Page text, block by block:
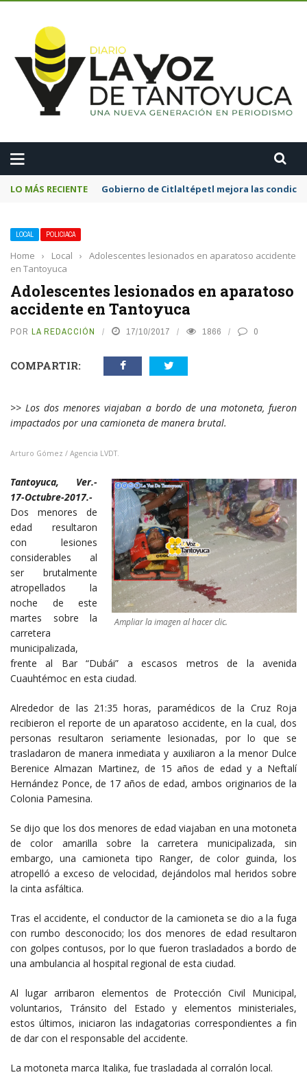
LO MÁS RECIENTE Gobierno de Citlaltépetl mejora las
LOCAL POLICIACA
Home › Local ›
Adolescentes lesionados en aparatoso accidente
en Tantoyuca
Adolescentes lesionados en aparatoso
accidente en Tantoyuca
POR LA REDACCIÓN 17/10/2017 1866 0
COMPARTIR:
>> Los dos menores viajaban a bordo de una motoneta, fueron
impactados por una camioneta de manera brutal.
Arturo Gómez / Agencia LVDT.
Ampliar la imagen al hacer clic.
Tantoyuca, Ver.-
17-Octubre-2017.-
Dos menores de
edad resultaron
con lesiones
considerables al
ser brutalmente
atropellados la
noche de este
martes sobre la
carretera
municipalizada,
frente al Bar “Dubái” a escasos metros de la avenida
Cuauhtémoc en esta ciudad.
Alrededor de las 21:35 horas, paramédicos de la Cruz Roja
recibieron el reporte de un aparatoso accidente, en la cual, dos
personas resultaron seriamente lesionadas, por lo que se
trasladaron de manera inmediata y auxiliaron a la menor Dulce
Berenice Almazan Martinez, de 15 años de edad y a Neftalí
Hernández Ponce, de 17 años de edad, ambos originarios de la
Colonia Pamesina.
Se dijo que los dos menores de edad viajaban en una motoneta
de color amarilla sobre la carretera municipalizada, sin
embargo, una camioneta tipo Ranger, de color guinda, los
atropelló a exceso de velocidad, dejándolos mal heridos sobre
la cinta asfáltica.
Tras el accidente, el conductor de la camioneta se dio a la fuga
con rumbo desconocido; los dos menores de edad resultaron
con golpes contusos, por lo que fueron trasladados a bordo de
una ambulancia al hospital regional de esta ciudad.
Al lugar arribaron elementos de Protección Civil Municipal,
voluntarios, Tránsito del Estado y elementos ministeriales,
estos últimos, iniciaron las indagatorias correspondientes a fin
de dar con el responsable del accidente.
La motoneta marca Italika, fue trasladada al corralón local.